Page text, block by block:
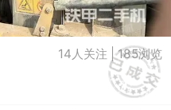
14人关注 | 185浏览